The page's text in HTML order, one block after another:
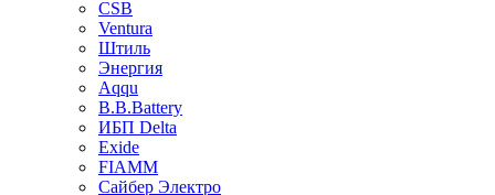
CSB
Ventura
Штиль
Энергия
Aqqu
B.B.Bаttery
ИБП Delta
Exide
FIAMM
Сайбер Электро